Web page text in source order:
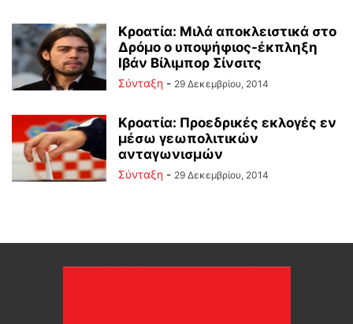
Κροατία: Μιλά αποκλειστικά στο
Δρόμο ο υποψήφιος-έκπληξη
Ιβάν Βίλιμπορ Σίνσιτς
Σύνταξη - 29 Δεκεμβρίου, 2014
Κροατία: Προεδρικές εκλογές εν
μέσω γεωπολιτικών
ανταγωνισμών
Σύνταξη - 29 Δεκεμβρίου, 2014